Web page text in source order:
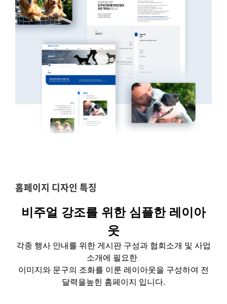
홈페이지 디자인 특징
비주얼 강조를 위한 심플한 레이아
웃
각종 행사 안내를 위한 게시판 구성과 협회소개 및 사업
소개에 필요한
이미지와 문구의 조화를 이룬 레이아웃을 구성하여 전
달력을높힌 홈페이지 입니다.